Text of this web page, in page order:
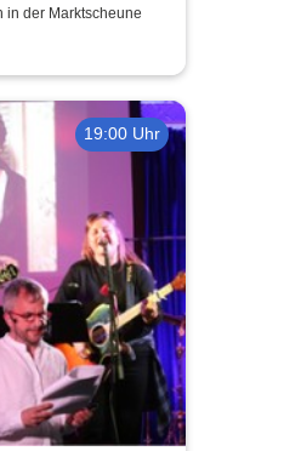
in der Marktscheune
19:00 Uhr